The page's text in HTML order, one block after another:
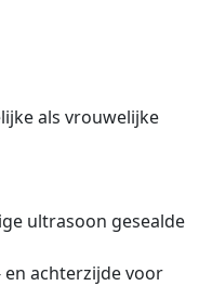
als vrouwelijke
ultrasoon gesealde
achterzijde voor